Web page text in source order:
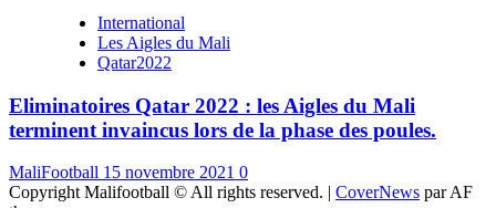
International
Les Aigles du Mali
Qatar2022
Eliminatoires Qatar 2022 : les Aigles du Mali
terminent invaincus lors de la phase des poules.
MaliFootball 15 novembre 2021 0
Copyright Malifootball © All rights reserved. | CoverNews par AF